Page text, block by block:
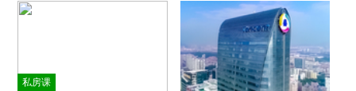
私房课